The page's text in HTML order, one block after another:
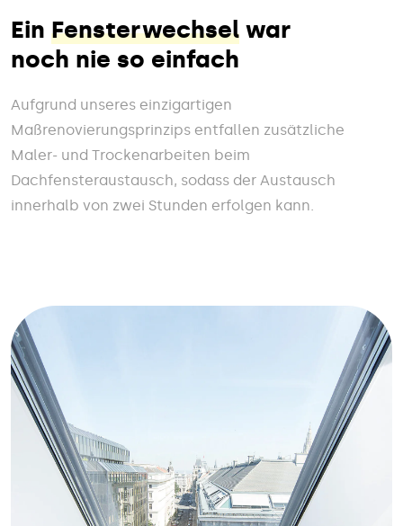
Ein Fensterwechsel war
noch nie so einfach
Aufgrund unseres einzigartigen
Maßrenovierungsprinzips entfallen zusätzliche
Maler- und Trockenarbeiten beim
Dachfensteraustausch, sodass der Austausch
innerhalb von zwei Stunden erfolgen kann.